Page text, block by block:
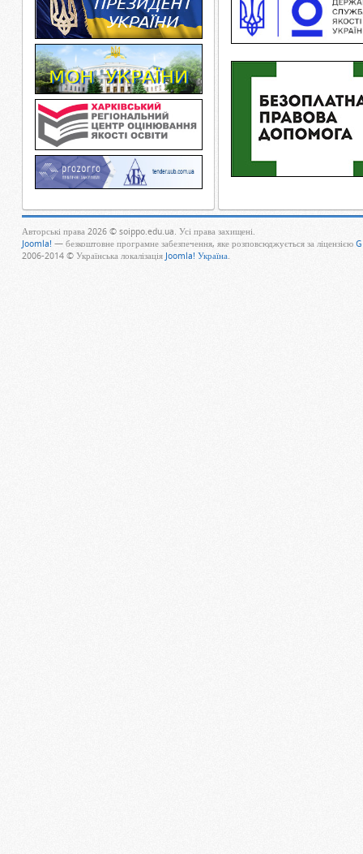
Авторські права 2026 © soippo.edu.ua. Усі права захищені.
Joomla! — безкоштовне програмне забезпечення, яке розповсюджується за ліцензією
2006-2014 © Українська локалізація Joomla! Україна.